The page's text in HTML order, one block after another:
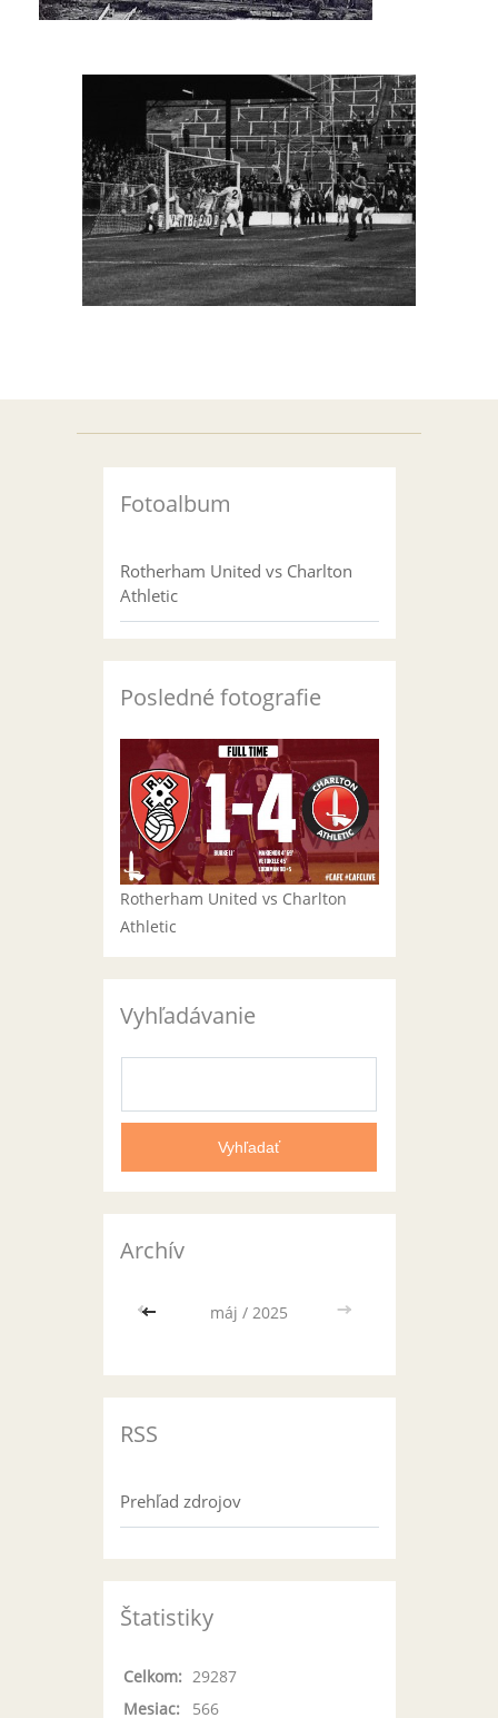
Fotoalbum
Rotherham United vs Charlton
Athletic
Posledné fotografie
Rotherham United vs Charlton
Athletic
Vyhľadávanie
Archív
<< máj / 2025 >>
RSS
Prehľad zdrojov
Štatistiky
Celkom: 29287
Mesiac:
566